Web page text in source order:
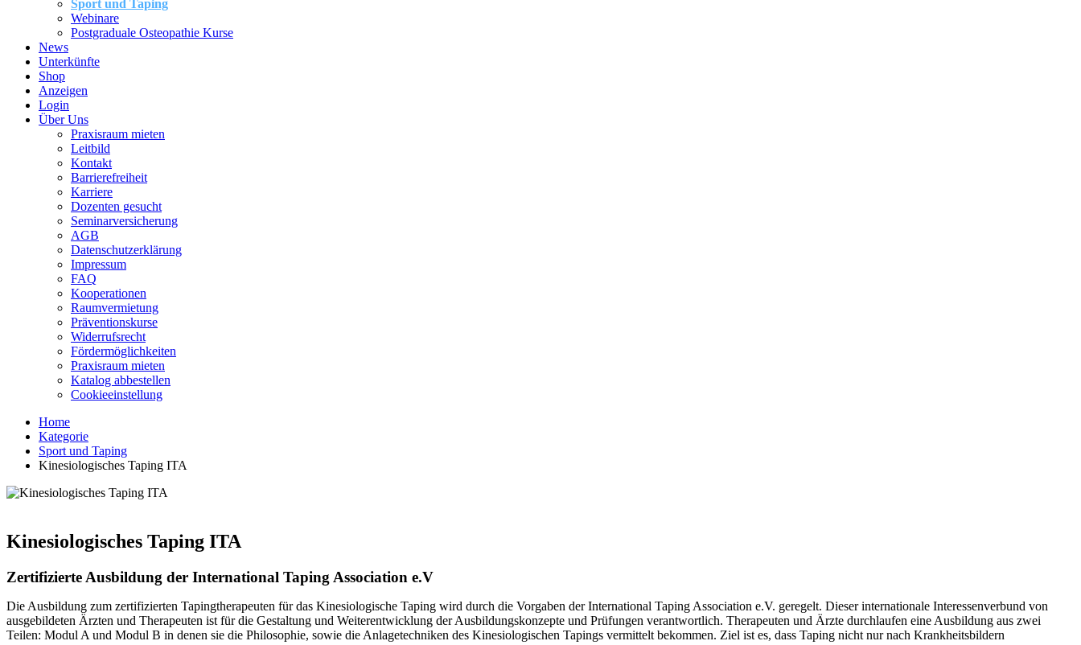
Sport und Taping
Webinare
Postgraduale Osteopathie Kurse
News
Unterkünfte
Shop
Anzeigen
Login
Über Uns
Praxisraum mieten
Leitbild
Kontakt
Barrierefreiheit
Karriere
Dozenten gesucht
Seminarversicherung
AGB
Datenschutzerklärung
Impressum
FAQ
Kooperationen
Raumvermietung
Präventionskurse
Widerrufsrecht
Fördermöglichkeiten
Praxisraum mieten
Katalog abbestellen
Cookieeinstellung
Home
Kategorie
Sport und Taping
Kinesiologisches Taping ITA
Kinesiologisches Taping ITA
Zertifizierte Ausbildung der International Taping Association e.V
Die Ausbildung zum zertifizierten Tapingtherapeuten für das Kinesiologische Taping wird durch die Vorgaben der International Taping Association e.V. geregelt. Dieser internationale Interessenverbund von
ausgebildeten Ärzten und Therapeuten ist für die Gestaltung und Weiterentwicklung der Ausbildungskonzepte und Prüfungen verantwortlich. Therapeuten und Ärzte durchlaufen eine Ausbildung aus zwei
Teilen: Modul A und Modul B in denen sie die Philosophie, sowie die Anlagetechniken des Kinesiologischen Tapings vermittelt bekommen. Ziel ist es, dass Taping nicht nur nach Krankheitsbildern